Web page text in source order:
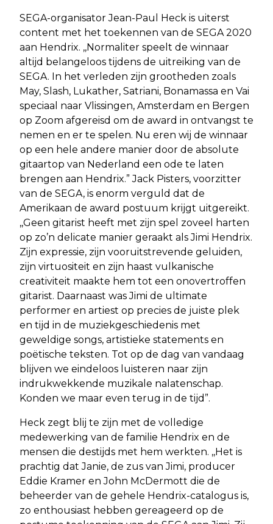
SEGA-organisator Jean-Paul Heck is uiterst
content met het toekennen van de SEGA 2020
aan Hendrix. ,,Normaliter speelt de winnaar
altijd belangeloos tijdens de uitreiking van de
SEGA. In het verleden zijn grootheden zoals
May, Slash, Lukather, Satriani, Bonamassa en Vai
speciaal naar Vlissingen, Amsterdam en Bergen
op Zoom afgereisd om de award in ontvangst te
nemen en er te spelen. Nu eren wij de winnaar
op een hele andere manier door de absolute
gitaartop van Nederland een ode te laten
brengen aan Hendrix.” Jack Pisters, voorzitter
van de SEGA, is enorm verguld dat de
Amerikaan de award postuum krijgt uitgereikt.
,,Geen gitarist heeft met zijn spel zoveel harten
op zo’n delicate manier geraakt als Jimi Hendrix.
Zijn expressie, zijn vooruitstrevende geluiden,
zijn virtuositeit en zijn haast vulkanische
creativiteit maakte hem tot een onovertroffen
gitarist. Daarnaast was Jimi de ultimate
performer en artiest op precies de juiste plek
en tijd in de muziekgeschiedenis met
geweldige songs, artistieke statements en
poëtische teksten. Tot op de dag van vandaag
blijven we eindeloos luisteren naar zijn
indrukwekkende muzikale nalatenschap.
Konden we maar even terug in de tijd”.
Heck zegt blij te zijn met de volledige
medewerking van de familie Hendrix en de
mensen die destijds met hem werkten. ,,Het is
prachtig dat Janie, de zus van Jimi, producer
Eddie Kramer en John McDermott die de
beheerder van de gehele Hendrix-catalogus is,
zo enthousiast hebben gereageerd op de